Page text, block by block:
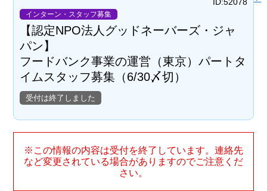
インターン・スタッフ募集
【認定NPO法人グッドネーバーズ・ジャ
パン】
フードバンク事業の運営（東京）パートタ
イムスタッフ募集（6/30〆切）
受付は終了しました
※この情報の内容は受付を終了しています。連絡先
など変更されている場合がありますのでご注意くだ
さい。